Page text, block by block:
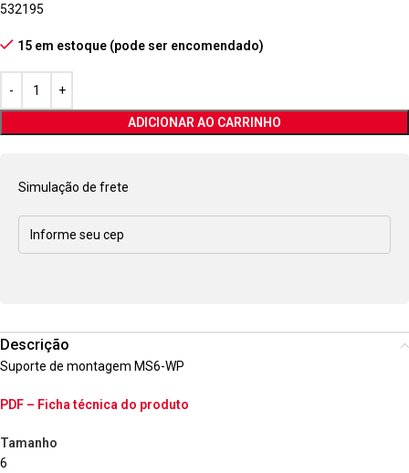
532195
15 em estoque (pode ser encomendado)
ADICIONAR AO CARRINHO
Simulação de frete
Descrição
Suporte de montagem MS6-WP
PDF – Ficha técnica do produto
Tamanho
6